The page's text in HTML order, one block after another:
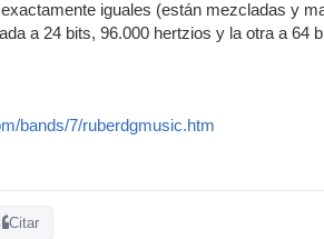
iguales (están mezcladas y
a 24 bits, 96.000 hertzios y la otra a 64
bands/7/ruberdgmusic.htm
Citar